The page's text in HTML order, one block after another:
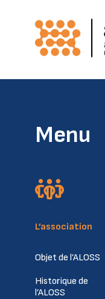
Menu
L’association
Objet de l’ALOSS
Historique de
l’ALOSS